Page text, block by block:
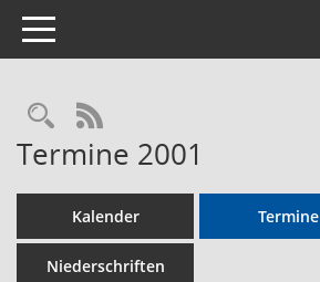
Toggle navigation
Rechercheauswahl
RSS-Feed
Termine 2001
Kalender Termine
Niederschriften